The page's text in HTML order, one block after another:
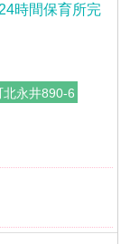
時間保育所完
北永井890-6